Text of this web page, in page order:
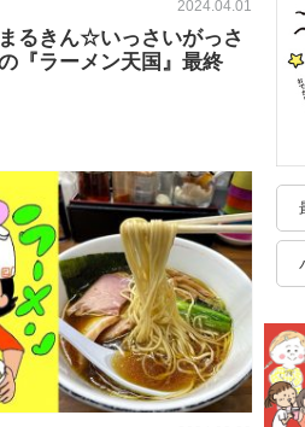
2024.04.01
るきん☆いっさいがっさ
『ラーメン天国』最終